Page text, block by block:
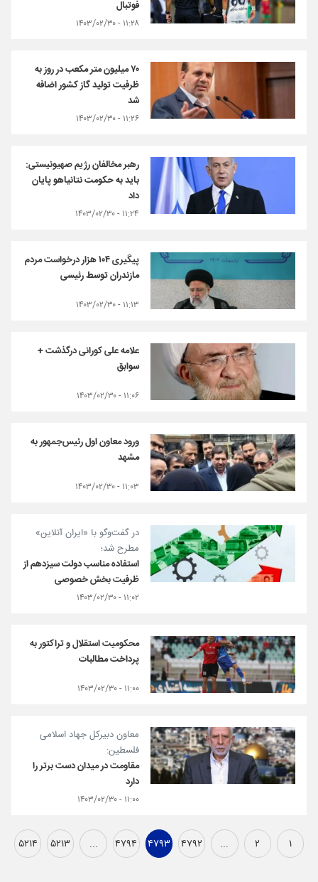
فوتبال
۱۱:۲۸ - ۱۴۰۳/۰۲/۳۰
۷۰ میلیون متر مکعب در روز به
ظرفیت تولید گاز کشور اضافه
شد
۱۱:۲۶ - ۱۴۰۳/۰۲/۳۰
رهبر مخالفان رژیم صهیونیستی:
باید به حکومت نتانیاهو پایان
داد
۱۱:۲۴ - ۱۴۰۳/۰۲/۳۰
پیگیری ۱۰۴ هزار درخواست مردم
مازندران توسط رئیسی
۱۱:۱۳ - ۱۴۰۳/۰۲/۳۰
علامه علی کورانی درگذشت +
سوابق
۱۱:۰۶ - ۱۴۰۳/۰۲/۳۰
ورود معاون اول رئیس‌جمهور به
مشهد
۱۱:۰۳ - ۱۴۰۳/۰۲/۳۰
در گفت‌وگو با «ایران آنلاین»
مطرح شد؛
استفاده مناسب دولت سیزدهم از
ظرفیت بخش خصوصی
۱۱:۰۲ - ۱۴۰۳/۰۲/۳۰
محکومیت استقلال و تراکتور به
پرداخت مطالبات
۱۱:۰۰ - ۱۴۰۳/۰۲/۳۰
معاون دبیرکل جهاد اسلامی
فلسطین:
مقاومت در میدان دست برتر را
دارد
۱۱:۰۰ - ۱۴۰۳/۰۲/۳۰
۱ ۲ ... ۴۷۹۲ ۴۷۹۳ ۴۷۹۴ ... ۵۲۱۳ ۵۲۱۴